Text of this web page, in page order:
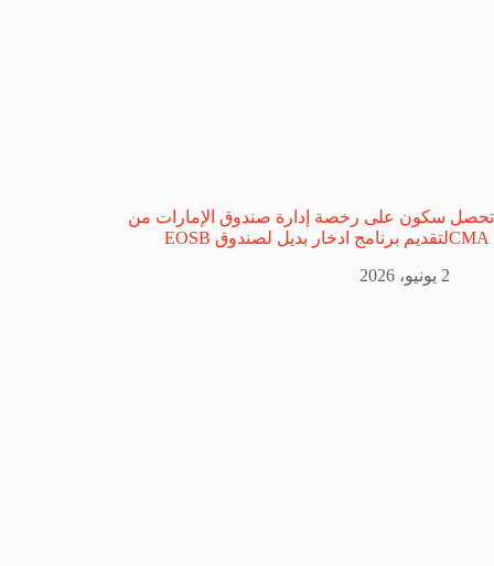
تحصل سكون على رخصة إدارة صندوق الإمارات من
2 يونيو، 2026